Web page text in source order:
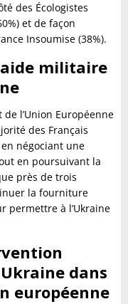
des Écologistes
et de façon
Insoumise (38%).
militaire
l’Union Européenne
des Français
négociant une
en poursuivant la
près de trois
la fourniture
permettre à l’Ukraine
dans
européenne